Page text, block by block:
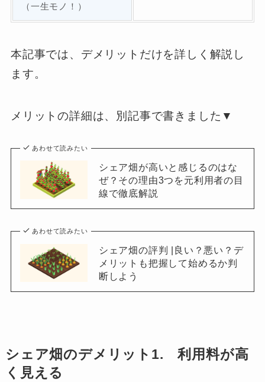
（一生モノ！）
本記事では、デメリットだけを詳しく解説し
ます。
メリットの詳細は、別記事で書きました▼
あわせて読みたい
シェア畑が高いと感じるのはな
ぜ？その理由3つを元利用者の目
線で徹底解説
あわせて読みたい
シェア畑の評判 |良い？悪い？デ
メリットも把握して始めるか判
断しよう
シェア畑のデメリット1. 利用料が高
く見える